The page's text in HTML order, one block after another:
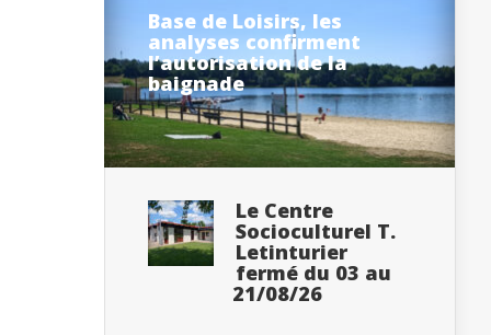
Base de Loisirs, les
analyses confirment
l’autorisation de la
baignade
Le Centre
Socioculturel T.
Letinturier
fermé du 03 au
21/08/26